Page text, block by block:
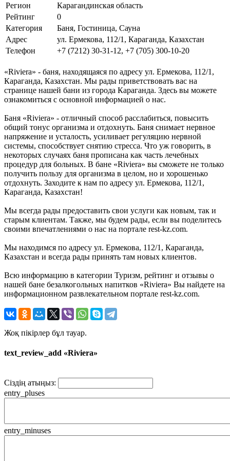
Регион
Карагандинская область
Рейтинг
0
Категория
Баня, Гостиница, Сауна
Адрес
ул. Ермекова, 112/1, Караганда, Казахстан
Телефон
+7 (7212) 30-31-12, +7 (705) 300-10-20
«Riviera» - баня, находящаяся по адресу ул. Ермекова, 112/1,
Караганда, Казахстан. Мы рады приветствовать вас на
странице нашей бани из города Караганда. Здесь вы можете
ознакомиться с основной информацией о нас.
Баня «Riviera» - отличный способ расслабиться, повысить
общий тонус организма и отдохнуть. Баня снимает нервное
напряжение и усталость, усиливает регуляцию нервной
системы, способствует снятию стресса. Что уж говорить, в
некоторых случаях баня прописана как часть лечебных
процедур для больных. В бане «Riviera» вы сможете не только
получить пользу для организма в целом, но и хорошенько
отдохнуть. Заходите к нам по адресу ул. Ермекова, 112/1,
Караганда, Казахстан!
Мы всегда рады предоставить свои услуги как новым, так и
старым клиентам. Также, мы будем рады, если вы поделитесь
своими впечатлениями о нас на портале rest-kz.com.
Мы находимся по адресу ул. Ермекова, 112/1, Караганда,
Казахстан и всегда рады принять там новых клиентов.
Всю информацию в категории Туризм, рейтинг и отзывы о
нашей бане безалкогольных напитков «Riviera» Вы найдете на
информационном развлекательном портале rest-kz.com.
Жоқ пікірлер бұл тауар.
text_review_add «Riviera»
Сіздің атыңыз:
entry_pluses
entry_minuses